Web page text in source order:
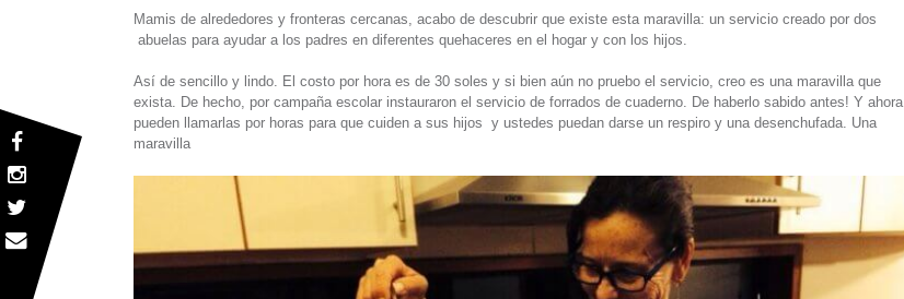
Mamis de alrededores y fronteras cercanas, acabo de descubrir que existe esta maravilla: un servicio creado por dos
abuelas para ayudar a los padres en diferentes quehaceres en el hogar y con los hijos.
Así de sencillo y lindo. El costo por hora es de 30 soles y si bien aún no pruebo el servicio, creo es una maravilla que
exista. De hecho, por campaña escolar instauraron el servicio de forrados de cuaderno. De haberlo sabido antes! Y ahora
pueden llamarlas por horas para que cuiden a sus hijos y ustedes puedan darse un respiro y una desenchufada. Una
maravilla